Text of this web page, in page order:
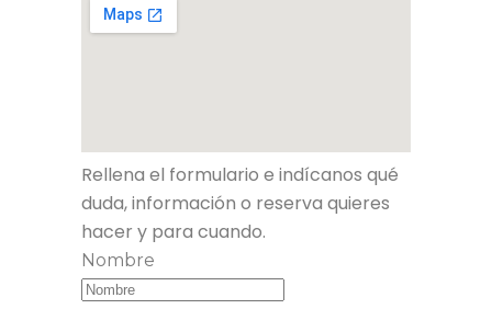
Rellena el formulario e indícanos qué
duda, información o reserva quieres
hacer y para cuando.
Nombre